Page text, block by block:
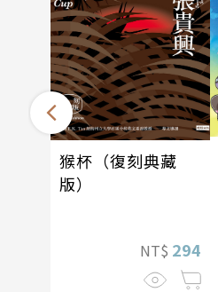
猴杯（復刻典藏
版）
NT$ 294